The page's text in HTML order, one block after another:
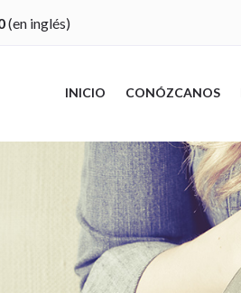
(en inglés)
INICIO CONÓZCANOS